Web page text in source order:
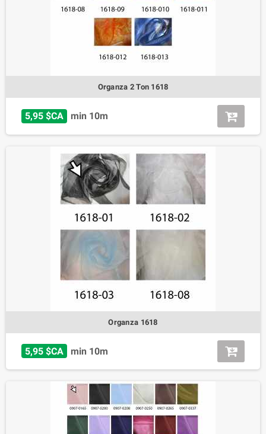
Organza 2 Ton 1618
5,95 $CA min 10m
Organza 1618
5,95 $CA min 10m